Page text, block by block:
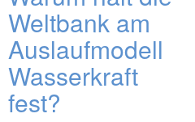
Weltbank am
Auslaufmodell
Wasserkraft
fest?